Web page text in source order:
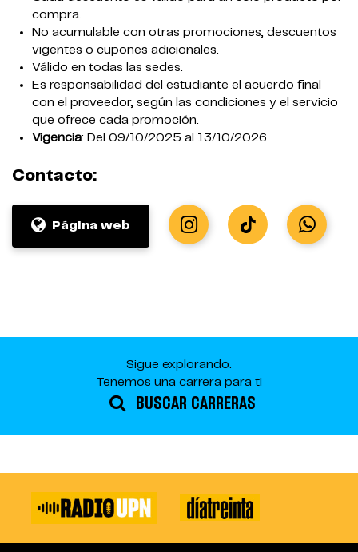
compra.
No acumulable con otras promociones, descuentos
vigentes o cupones adicionales.
Válido en todas las sedes.
Es responsabilidad del estudiante el acuerdo final
con el proveedor, según las condiciones y el servicio
que ofrece cada promoción.
Vigencia: Del 09/10/2025 al 13/10/2026
Contacto:
Página web
Sigue explorando.
Tenemos una carrera para ti
BUSCAR CARRERAS